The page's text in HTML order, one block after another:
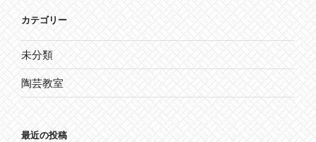
カテゴリー
未分類
陶芸教室
最近の投稿